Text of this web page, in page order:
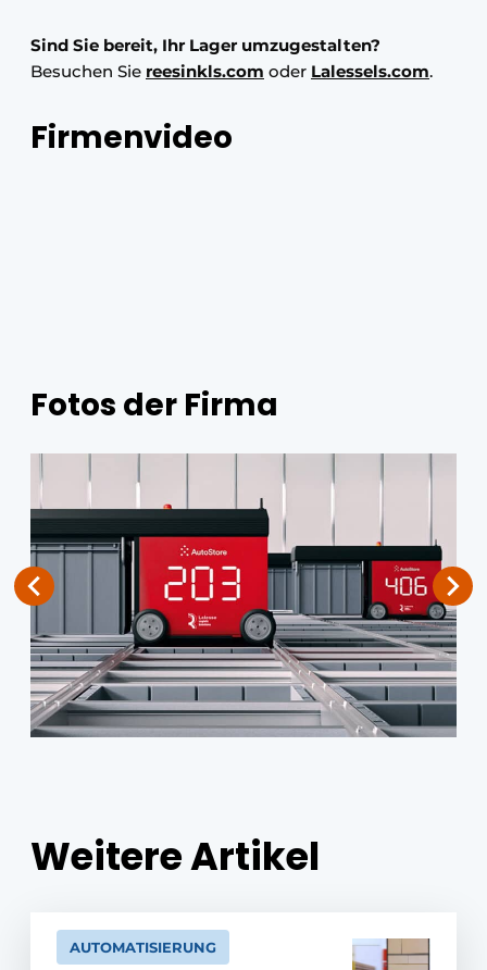
Sind Sie bereit, Ihr Lager umzugestalten?
Besuchen Sie reesinkls.com oder Lalessels.com.
Firmenvideo
Fotos der Firma
Weitere Artikel
AUTOMATISIERUNG